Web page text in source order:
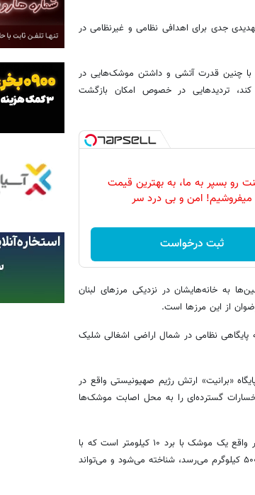
جدی برای اهدافی نظامی و غیرنظامی در
با چنین قدرت آتشی و داشتن موشک‌هایی در
تردیدهایی در خصوص امکان بازگشت
رو بسپر به ما، به بهترین قیمت
میفروشیم! امن و بی درد سر
ثبت درخواست
به خانه‌هایشان در نزدیکی مرزهای لبنان
از این مرزها است.
پایگاهی نظامی در شمال اراضی اشغالی شلیک
«برانیت» ارتش رژیم صهیونیستی واقع در
خسارات گسترده‌ای را به محل اصابت موشک‌ها
رسانه‌های رژیم صهیونیستی در معرفی این سلاح اعلام کردند، برکان در واقع یک موشک با برد ۱۰ کیلومتر است که با
کلاهک جنگی بسیار سنگینش که وزن مواد منفجره آن به حدود ۱۰۰ تا ۵۰۰ کیلوگرم می‌رسد، شناخته می‌شود و می‌تواند